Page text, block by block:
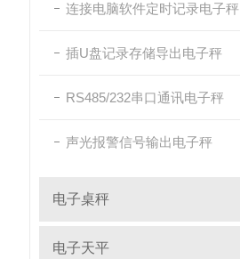
连接电脑软件定时记录电子秤
插U盘记录存储导出电子秤
RS485/232串口通讯电子秤
声光报警信号输出电子秤
电子桌秤
电子天平